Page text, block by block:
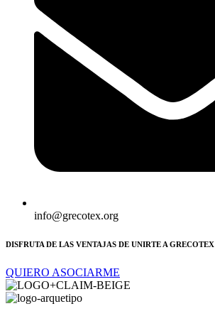
info@grecotex.org
DISFRUTA DE LAS VENTAJAS DE UNIRTE A GRECOTEX
QUIERO ASOCIARME